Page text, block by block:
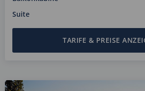
Suite
TARIFE & PREISE